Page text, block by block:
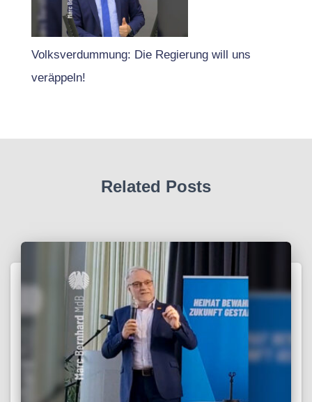
Volksverdummung: Die Regierung will uns
veräppeln!
Related Posts